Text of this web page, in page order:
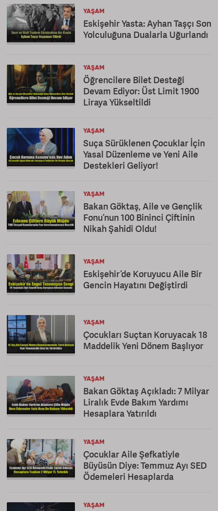
YAŞAM
Eskişehir Yasta: Ayhan Taşçı Son
Yolculuğuna Dualarla Uğurlandı
YAŞAM
Öğrencilere Bilet Desteği
Devam Ediyor: Üst Limit 1900
Liraya Yükseltildi
YAŞAM
Suça Sürüklenen Çocuklar İçin
Yasal Düzenleme ve Yeni Aile
Destekleri Geliyor!
YAŞAM
Bakan Göktaş, Aile ve Gençlik
Fonu’nun 100 Bininci Çiftinin
Nikah Şahidi Oldu!
YAŞAM
Eskişehir’de Koruyucu Aile Bir
Gencin Hayatını Değiştirdi
YAŞAM
Çocukları Suçtan Koruyacak 18
Maddelik Yeni Dönem Başlıyor
YAŞAM
Bakan Göktaş Açıkladı: 7 Milyar
Liralık Evde Bakım Yardımı
Hesaplara Yatırıldı
YAŞAM
Çocuklar Aile Şefkatiyle
Büyüsün Diye: Temmuz Ayı SED
Ödemeleri Hesaplarda
YAŞAM